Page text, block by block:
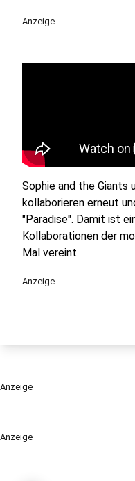
Anzeige
Anzeige
Sophie and the Giants
kollaborieren erneut
"Paradise". Damit ist
Kollaborationen der
Mal vereint.
Anzeige
Anzeige